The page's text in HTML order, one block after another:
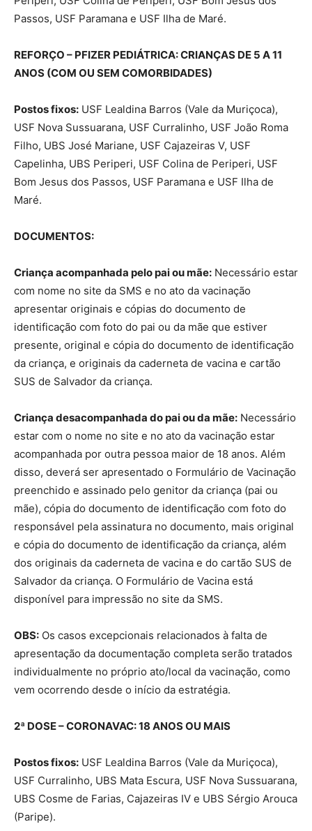
Passos, USF Paramana e USF Ilha de Maré.
REFORÇO – PFIZER PEDIÁTRICA: CRIANÇAS DE 5 A 11
ANOS (COM OU SEM COMORBIDADES)
Postos fixos: USF Lealdina Barros (Vale da Muriçoca),
USF Nova Sussuarana, USF Curralinho, USF João Roma
Filho, UBS José Mariane, USF Cajazeiras V, USF
Capelinha, UBS Periperi, USF Colina de Periperi, USF
Bom Jesus dos Passos, USF Paramana e USF Ilha de
Maré.
DOCUMENTOS:
Criança acompanhada pelo pai ou mãe: Necessário estar
com nome no site da SMS e no ato da vacinação
apresentar originais e cópias do documento de
identificação com foto do pai ou da mãe que estiver
presente, original e cópia do documento de identificação
da criança, e originais da caderneta de vacina e cartão
SUS de Salvador da criança.
Criança desacompanhada do pai ou da mãe: Necessário
estar com o nome no site e no ato da vacinação estar
acompanhada por outra pessoa maior de 18 anos. Além
disso, deverá ser apresentado o Formulário de Vacinação
preenchido e assinado pelo genitor da criança (pai ou
mãe), cópia do documento de identificação com foto do
responsável pela assinatura no documento, mais original
e cópia do documento de identificação da criança, além
dos originais da caderneta de vacina e do cartão SUS de
Salvador da criança. O Formulário de Vacina está
disponível para impressão no site da SMS.
OBS: Os casos excepcionais relacionados à falta de
apresentação da documentação completa serão tratados
individualmente no próprio ato/local da vacinação, como
vem ocorrendo desde o início da estratégia.
2ª DOSE – CORONAVAC: 18 ANOS OU MAIS
Postos fixos: USF Lealdina Barros (Vale da Muriçoca),
USF Curralinho, UBS Mata Escura, USF Nova Sussuarana,
UBS Cosme de Farias, Cajazeiras IV e UBS Sérgio Arouca
(Paripe).